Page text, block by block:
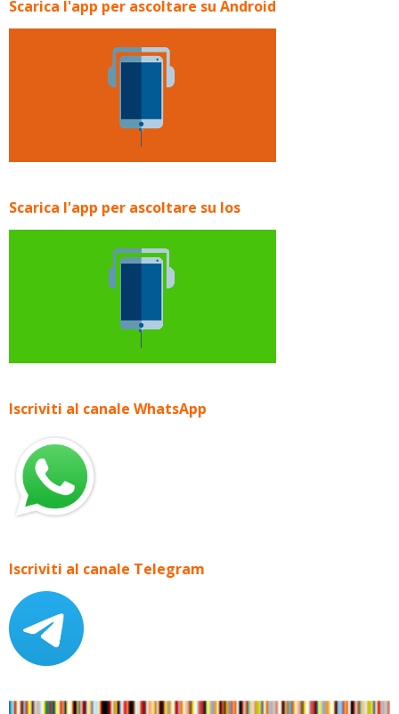
Scarica l'app per ascoltare su Android
Scarica l'app per ascoltare su Ios
Iscriviti al canale WhatsApp
Iscriviti al canale Telegram